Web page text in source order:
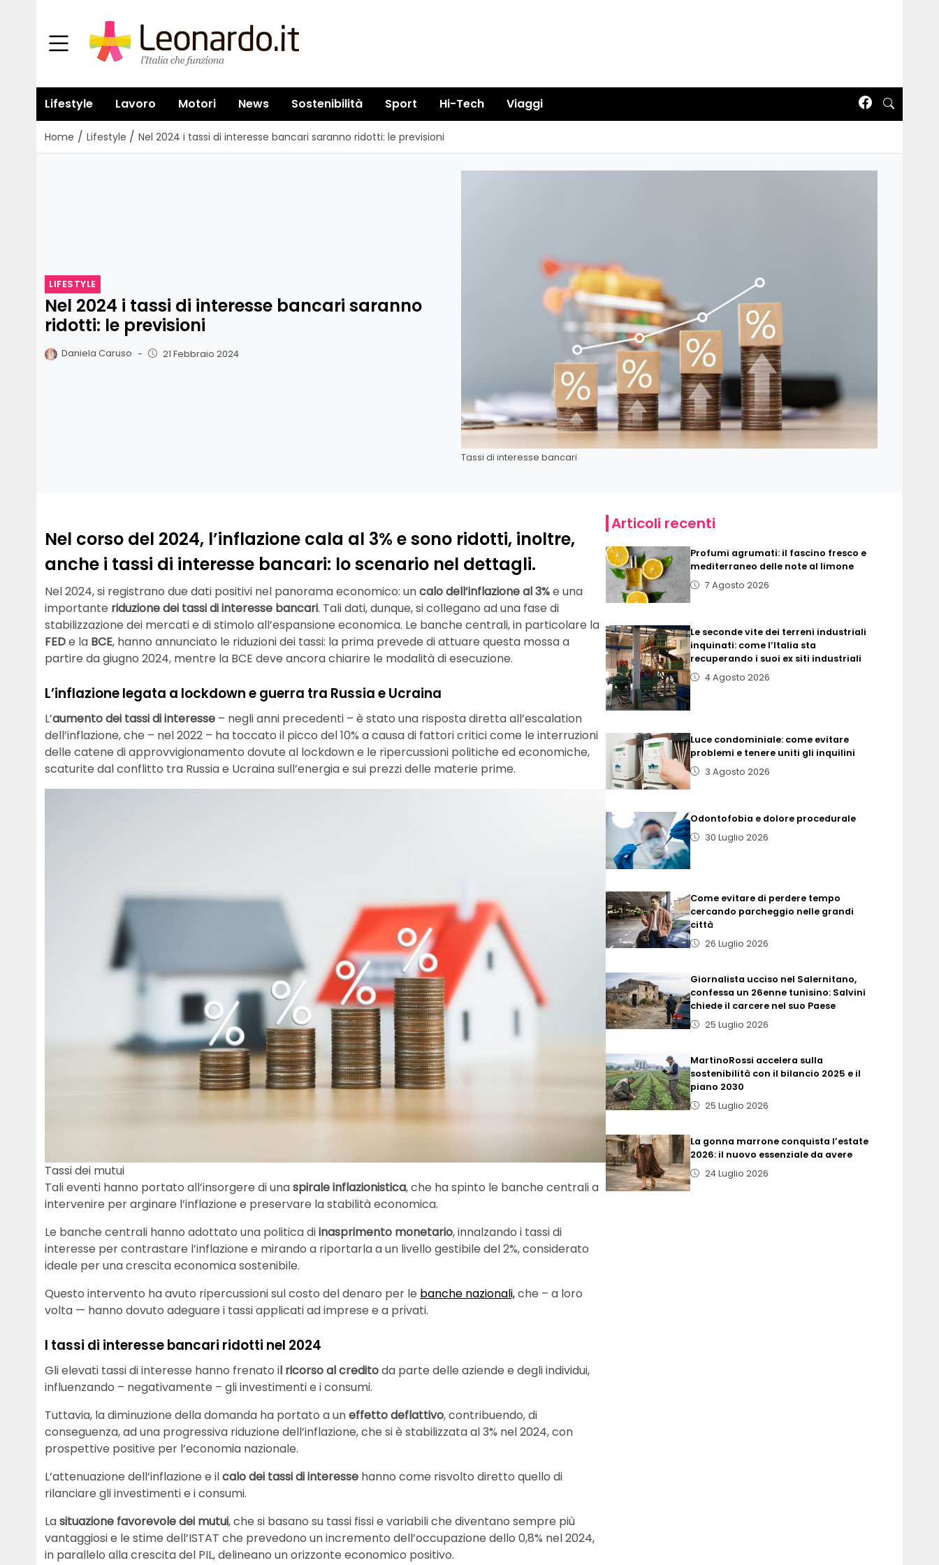
Lifestyle Lavoro Motori News Sostenibilità Sport Hi-Tech Viaggi
Home / Lifestyle / Nel 2024 i tassi di interesse bancari saranno ridotti: le previsioni
LIFESTYLE
Nel 2024 i tassi di interesse bancari saranno
ridotti: le previsioni
Daniela Caruso - 21 Febbraio 2024
Tassi di interesse bancari
Nel corso del 2024, l’inflazione cala al 3% e sono ridotti, inoltre,
anche i tassi di interesse bancari: lo scenario nel dettagli.
Nel 2024, si registrano due dati positivi nel panorama economico: uncalo dell’inflazione al 3%e una
importante riduzione dei tassi di interesse bancari. Tali dati, dunque, si collegano ad una fase di
stabilizzazione dei mercati e di stimolo all’espansione economica. Le banche centrali, in particolare la
FEDe la BCE, hanno annunciato le riduzioni dei tassi: la prima prevede di attuare questa mossa a
partire da giugno 2024, mentre la BCE deve ancora chiarire le modalità di esecuzione.
L’inflazione legata a lockdown e guerra tra Russia e Ucraina
L’aumento dei tassi di interesse – negli anni precedenti – è stato una risposta diretta all’escalation
dell’inflazione, che – nel 2022 – ha toccato il picco del 10% a causa di fattori critici come le interruzioni
delle catene di approvvigionamento dovute al lockdown e le ripercussioni politiche ed economiche,
scaturite dal conflitto tra Russia e Ucraina sull’energia e sui prezzi delle materie prime.
Tassi dei mutui
Tali eventi hanno portato all’insorgere di unaspirale inflazionistica, che ha spinto le banche centrali a
intervenire per arginare l’inflazione e preservare la stabilità economica.
Le banche centrali hanno adottato una politica diinasprimento monetario, innalzando i tassi di
interesse per contrastare l’inflazione e mirando a riportarla a un livello gestibile del 2%, considerato
ideale per una crescita economica sostenibile.
Questo intervento ha avuto ripercussioni sul costo del denaro per le banche nazionali,che – a loro
volta — hanno dovuto adeguare i tassi applicati ad imprese e a privati.
I tassi di interesse bancari ridotti nel 2024
Gli elevati tassi di interesse hanno frenato il ricorso al creditoda parte delle aziende e degli individui,
influenzando – negativamente – gli investimenti e i consumi.
Tuttavia, la diminuzione della domanda ha portato a uneffetto deflattivo, contribuendo, di
conseguenza, ad una progressiva riduzione dell’inflazione, che si è stabilizzata al 3% nel 2024, con
prospettive positive per l’economia nazionale.
L’attenuazione dell’inflazione e ilcalo dei tassi di interesse hanno come risvolto diretto quello di
rilanciare gli investimenti e i consumi.
Lasituazione favorevole dei mutui, che si basano su tassi fissi e variabili che diventano sempre più
vantaggiosi e le stime dell’ISTAT che prevedono un incremento dell’occupazione dello 0,8% nel 2024,
in parallelo alla crescita del PIL, delineano un orizzonte economico positivo.
Articoli recenti
Profumi agrumati: il fascino fresco e
mediterraneo delle note al limone
7 Agosto 2026
Le seconde vite dei terreni industriali
inquinati: come l’Italia sta
recuperando i suoi ex siti industriali
4 Agosto 2026
Luce condominiale: come evitare
problemi e tenere uniti gli inquilini
3 Agosto 2026
Odontofobia e dolore procedurale
30 Luglio 2026
Come evitare di perdere tempo
cercando parcheggio nelle grandi
città
26 Luglio 2026
Giornalista ucciso nel Salernitano,
confessa un 26enne tunisino: Salvini
chiede il carcere nel suo Paese
25 Luglio 2026
MartinoRossi accelera sulla
sostenibilità con il bilancio 2025 e il
piano 2030
25 Luglio 2026
La gonna marrone conquista l’estate
2026: il nuovo essenziale da avere
24 Luglio 2026